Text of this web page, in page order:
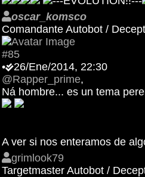
oscar_komsco
Comandante Autobot /
#85
•
26/Ene/2014, 22:30
@Rapper_prime,
Ná hombre... es un tema
A ver si nos enteramos de
grimlook79
Targetmaster Autobot /